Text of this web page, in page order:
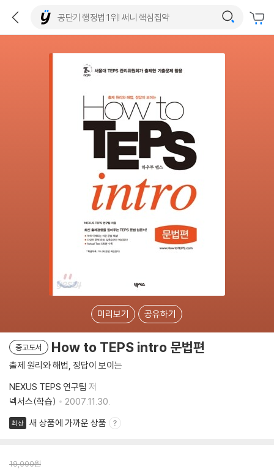
미리보기 공유하기
중고도서 How to TEPS intro 문법편
출제 원리와 해법, 정답이 보이는
NEXUS TEPS 연구팀 저
넥서스(학습)
2007.11.30.
최상 새 상품에 가까운 상품
19,000원